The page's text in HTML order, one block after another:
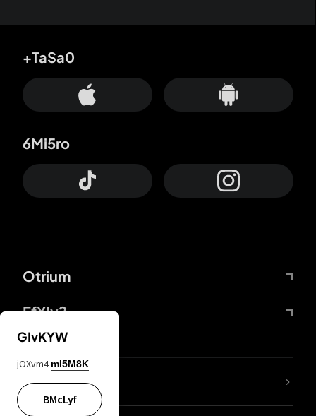
Otrium
FfYIy2
+TaSa0
6Mi5ro
65A04M
GIvKYW
jOXvm4 mI5M8K
BMcLyf